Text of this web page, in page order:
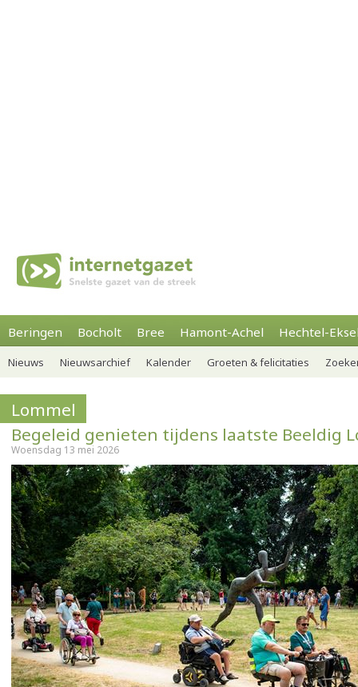
Beringen Bocholt Bree Hamont-Achel Hechtel-
Nieuws Nieuwsarchief Kalender Groeten & felicitaties
Lommel
Begeleid genieten tijdens laatste Beeldig
Woensdag 13 mei 2026